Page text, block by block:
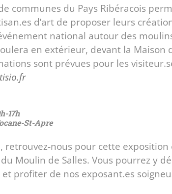
communes du Pays Ribéracois
d’art de proposer leurs
national autour des
en extérieur, devant la Maison
sont prévues pour les
17h
St-Apre
retrouvez-nous pour cette
du Moulin de Salles. Vous pourrez y
profiter de nos exposant.es